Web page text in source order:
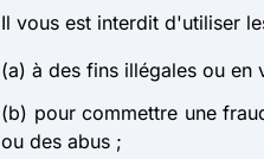
Il vous est interdit d'utiliser
(a) à des fins illégales ou
(b) pour commettre une
ou des abus ;